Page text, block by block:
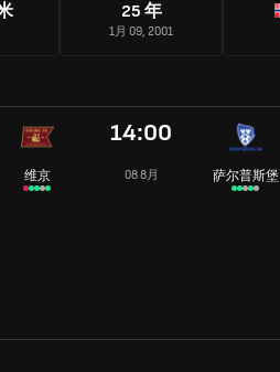
25 年
1月 09, 2001
维京
14:00
08 8月 萨尔普斯堡